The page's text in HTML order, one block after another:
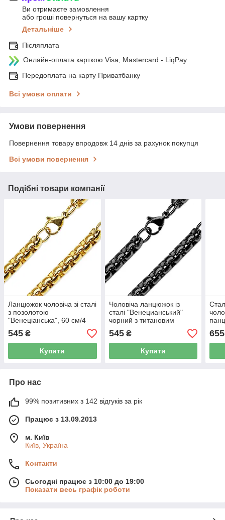
Ви отримаєте замовлення
або гроші повернуться на вашу картку
Детальніше
Післяплата
Онлайн-оплата карткою Visa, Mastercard - LiqPay
Передоплата на карту Приватбанку
Всі умови оплати
Умови повернення
Повернення товару впродовж 14 днів за рахунок покупця
Всі умови повернення
Подібні товари компанії
Ланцюжок чоловіча зі сталі
з позолотою
"Венеціанська", 60 см/4
мм
545 ₴
Купити
Чоловіча ланцюжок із
сталі "Венецианський"
чорний з титановим
напиленням, 60 см/4 мм
545₴
Купити
см/
655
Про нас
99% позитивних з 142 відгуків за рік
Працює з 13.09.2013
м. Київ
Київ, Україна
Контакти
Сьогодні працює з 10:00 до 19:00
Показати весь графік роботи